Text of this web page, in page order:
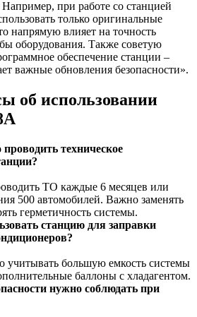
при работе со станцией
только оригинальные
напрямую влияет на точность
оборудования. Также советую
обеспечение станции –
важные обновления безопасности».
об использовании
техническое
ТО каждые 6 месяцев или
500 автомобилей. Важно заменять
герметичность системы.
станцию для заправки
учитывать большую емкость системы
баллоны с хладагентом.
нужно соблюдать при